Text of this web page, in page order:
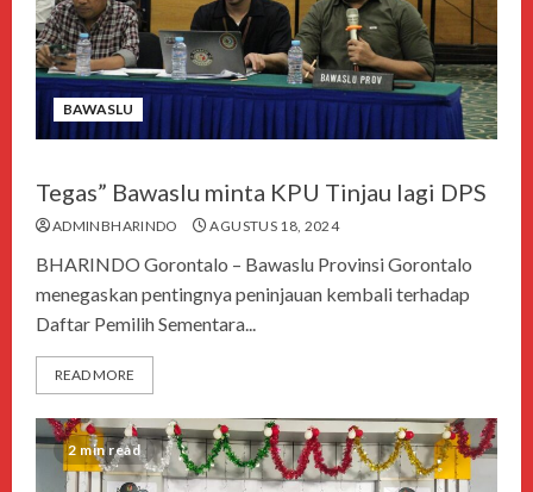
BAWASLU
Tegas” Bawaslu minta KPU Tinjau lagi DPS
ADMINBHARINDO AGUSTUS 18, 2024
BHARINDO Gorontalo – Bawaslu Provinsi Gorontalo
menegaskan pentingnya peninjauan kembali terhadap
Daftar Pemilih Sementara...
READ MORE
2 min read